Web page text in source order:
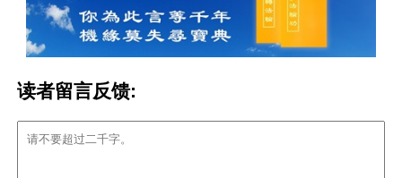
读者留言反馈: